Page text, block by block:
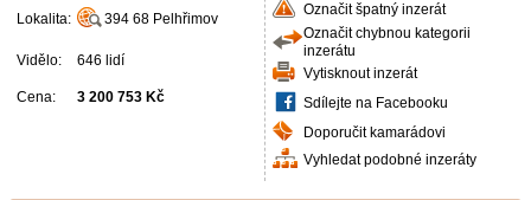
Lokalita: 394 68 Pelhřimov
Vidělo: 646 lidí
Cena: 3 200 753 Kč
Označit špatný inzerát
Označit chybnou kategorii
inzerátu
Vytisknout inzerát
Sdílejte na Facebooku
Doporučit kamarádovi
Vyhledat podobné inzeráty